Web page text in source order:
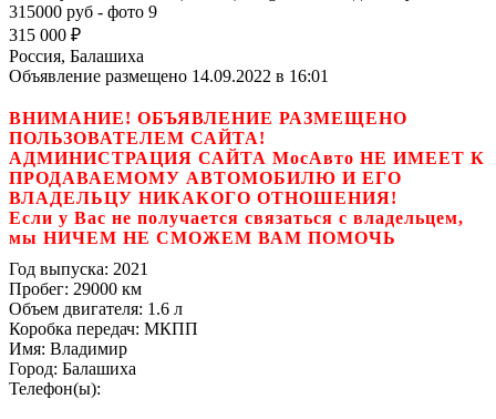
315 000 ₽
Россия, Балашиха
Объявление размещено 14.09.2022 в 16:01
ВНИМАНИЕ! ОБЪЯВЛЕНИЕ РАЗМЕЩЕНО
ПОЛЬЗОВАТЕЛЕМ САЙТА!
АДМИНИСТРАЦИЯ САЙТА МосАвто НЕ ИМЕЕТ К
ПРОДАВАЕМОМУ АВТОМОБИЛЮ И ЕГО
ВЛАДЕЛЬЦУ НИКАКОГО ОТНОШЕНИЯ!
Если у Вас не получается связаться с владельцем,
мы НИЧЕМ НЕ СМОЖЕМ ВАМ ПОМОЧЬ
Год выпуска: 2021
Пробег: 29000 км
Объем двигателя: 1.6 л
Коробка передач: МКПП
Имя: Владимир
Город: Балашиха
Телефон(ы):